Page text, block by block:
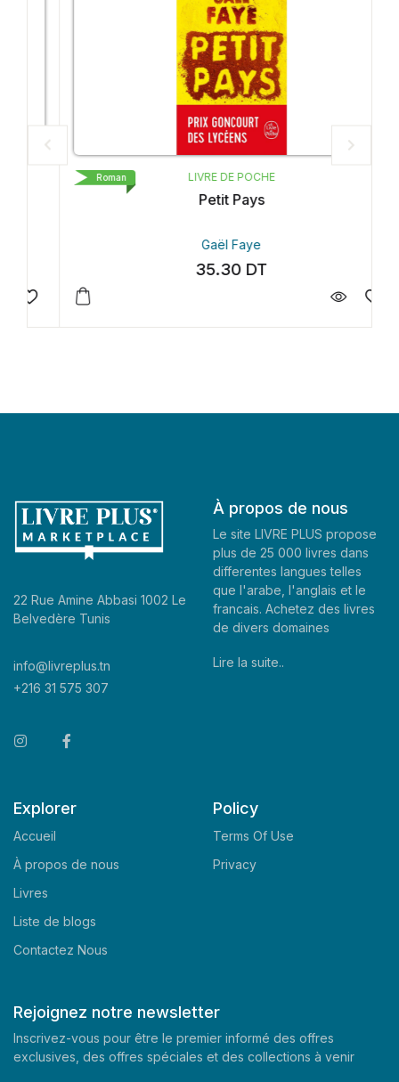
LIVRE DE POCHE
Petit Pays
Gaël Faye
35.30DT
Roman
22 Rue Amine Abbasi 1002 Le
Belvedère Tunis
info@livreplus.tn
+216 31 575 307
À propos de nous
Le site LIVRE PLUS propose
plus de 25 000 livres dans
differentes langues telles
que l'arabe, l'anglais et le
francais. Achetez des livres
de divers domaines
Lire la suite..
Explorer
Accueil
À propos de nous
Livres
Liste de blogs
Contactez Nous
Policy
Terms Of Use
Privacy
Rejoignez notre newsletter
Inscrivez-vous pour être le premier informé des offres
exclusives, des offres spéciales et des collections à venir